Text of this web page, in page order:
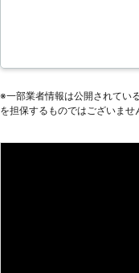
※⼀部業者情報は公開されてい
を担保するものではございませ